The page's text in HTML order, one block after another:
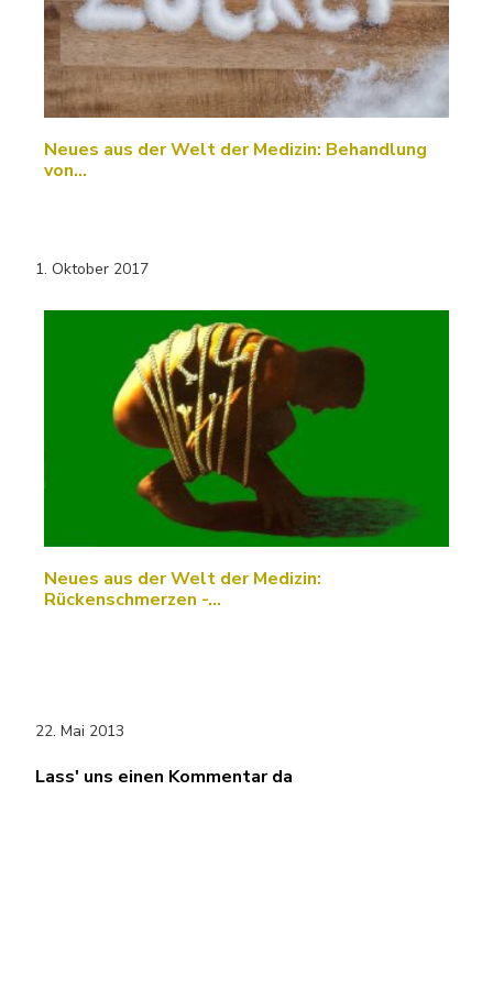
Neues aus der Welt der Medizin: Behandlung
von…
1. Oktober 2017
Neues aus der Welt der Medizin:
Rückenschmerzen -…
22. Mai 2013
Lass' uns einen Kommentar da